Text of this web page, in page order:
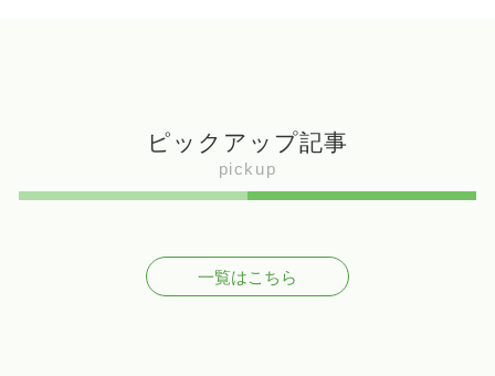
ピックアップ記事
pickup
一覧はこちら